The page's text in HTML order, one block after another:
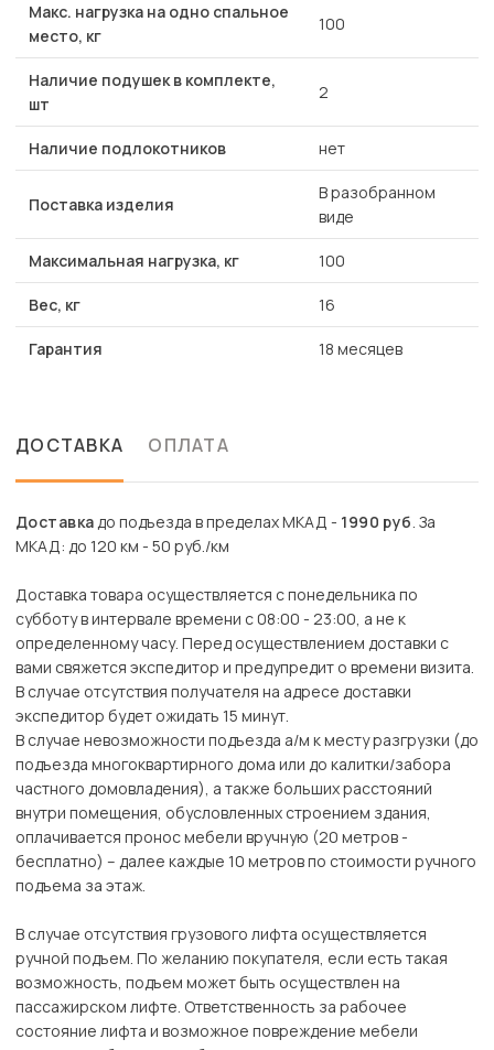
Макс. нагрузка на одно спальное
место, кг
100
Наличие подушек в комплекте,
шт
2
Наличие подлокотников нет
Поставка изделия
В разобранном
виде
Максимальная нагрузка, кг 100
Вес, кг 16
Гарантия 18 месяцев
ДОСТАВКА ОПЛАТА
Доставкадо подъезда в пределах МКАД - 1990 руб. За
МКАД: до 120 км - 50 руб./км
Доставка товара осуществляется с понедельника по
субботу в интервале времени с 08:00 - 23:00, а не к
определенному часу. Перед осуществлением доставки с
вами свяжется экспедитор и предупредит о времени визита.
В случае отсутствия получателя на адресе доставки
экспедитор будет ожидать 15 минут.
В случае невозможности подъезда а/м к месту разгрузки (до
подъезда многоквартирного дома или до калитки/забора
частного домовладения), а также больших расстояний
внутри помещения, обусловленных строением здания,
оплачивается пронос мебели вручную (20 метров -
бесплатно) – далее каждые 10 метров по стоимости ручного
подъема за этаж.
В случае отсутствия грузового лифта осуществляется
ручной подъем. По желанию покупателя, если есть такая
возможность, подъем может быть осуществлен на
пассажирском лифте. Ответственность за рабочее
состояние лифта и возможное повреждение мебели